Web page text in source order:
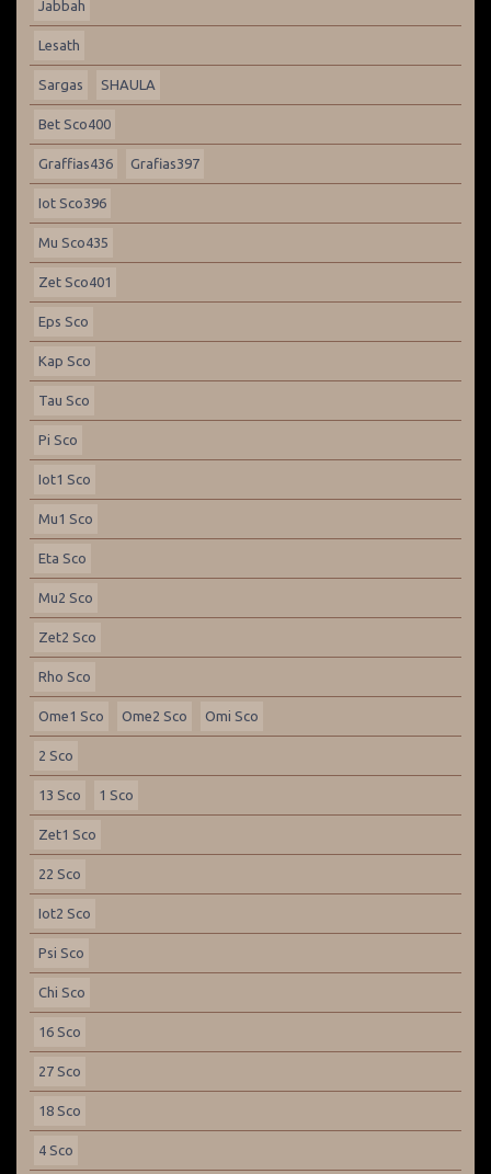
Jabbah
Lesath
Sargas SHAULA
Bet Sco400
Graffias436 Grafias397
Iot Sco396
Mu Sco435
Zet Sco401
Eps Sco
Kap Sco
Tau Sco
Pi Sco
Iot1 Sco
Mu1 Sco
Eta Sco
Mu2 Sco
Zet2 Sco
Rho Sco
Ome1 Sco Ome2 Sco Omi Sco
2 Sco
13 Sco 1 Sco
Zet1 Sco
22 Sco
Iot2 Sco
Psi Sco
Chi Sco
16 Sco
27 Sco
18 Sco
4 Sco